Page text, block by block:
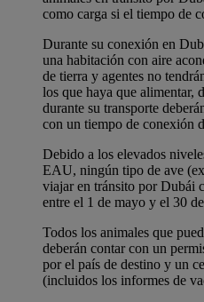
como carga si el tiempo de
Durante su conexión en
una habitación con aire
de tierra y agentes no
los que haya que alimentar,
durante su transporte
con un tiempo de conexión
Debido a los elevados
EAU, ningún tipo de ave
viajar en tránsito por Dubái
entre el 1 de mayo y el 30
Todos los animales que
deberán contar con un
por el país de destino y un
(incluidos los informes de